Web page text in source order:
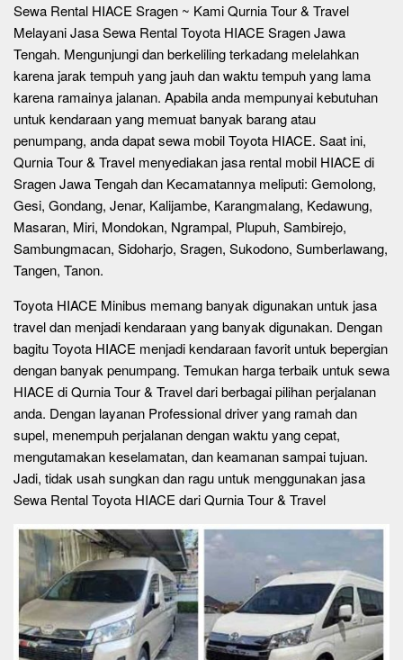
Sewa Rental HIACE Sragen ~ Kami Qurnia Tour & Travel
Melayani Jasa Sewa Rental Toyota HIACE Sragen Jawa
Tengah. Mengunjungi dan berkeliling terkadang melelahkan
karena jarak tempuh yang jauh dan waktu tempuh yang lama
karena ramainya jalanan. Apabila anda mempunyai kebutuhan
untuk kendaraan yang memuat banyak barang atau
penumpang, anda dapat sewa mobil Toyota HIACE. Saat ini,
Qurnia Tour & Travel menyediakan jasa rental mobil HIACE di
Sragen Jawa Tengah dan Kecamatannya meliputi: Gemolong,
Gesi, Gondang, Jenar, Kalijambe, Karangmalang, Kedawung,
Masaran, Miri, Mondokan, Ngrampal, Plupuh, Sambirejo,
Sambungmacan, Sidoharjo, Sragen, Sukodono, Sumberlawang,
Tangen, Tanon.
Toyota HIACE Minibus memang banyak digunakan untuk jasa
travel dan menjadi kendaraan yang banyak digunakan. Dengan
bagitu Toyota HIACE menjadi kendaraan favorit untuk bepergian
dengan banyak penumpang. Temukan harga terbaik untuk sewa
HIACE di Qurnia Tour & Travel dari berbagai pilihan perjalanan
anda. Dengan layanan Professional driver yang ramah dan
supel, menempuh perjalanan dengan waktu yang cepat,
mengutamakan keselamatan, dan keamanan sampai tujuan.
Jadi, tidak usah sungkan dan ragu untuk menggunakan jasa
Sewa Rental Toyota HIACE dari Qurnia Tour & Travel